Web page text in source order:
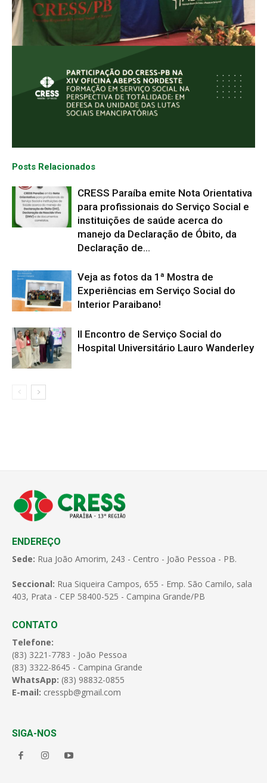
Posts Relacionados
CRESS Paraíba emite Nota Orientativa
para profissionais do Serviço Social e
instituições de saúde acerca do
manejo da Declaração de Óbito, da
Declaração de...
Veja as fotos da 1ª Mostra de
Experiências em Serviço Social do
Interior Paraibano!
II Encontro de Serviço Social do
Hospital Universitário Lauro Wanderley
ENDEREÇO
Sede: Rua João Amorim, 243 - Centro - João Pessoa - PB.
Seccional: Rua Siqueira Campos, 655 - Emp. São Camilo, sala
403, Prata - CEP 58400-525 - Campina Grande/PB
CONTATO
Telefone:
(83) 3221-7783 - João Pessoa
(83) 3322-8645 - Campina Grande
WhatsApp: (83) 98832-0855
E-mail: cresspb@gmail.com
SIGA-NOS